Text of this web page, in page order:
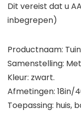
Dit vereist dat u
inbegrepen)
Productnaam:
Samenstelling:
Kleur: zwart.
Afmetingen: 18in/
Toepassing: huis,